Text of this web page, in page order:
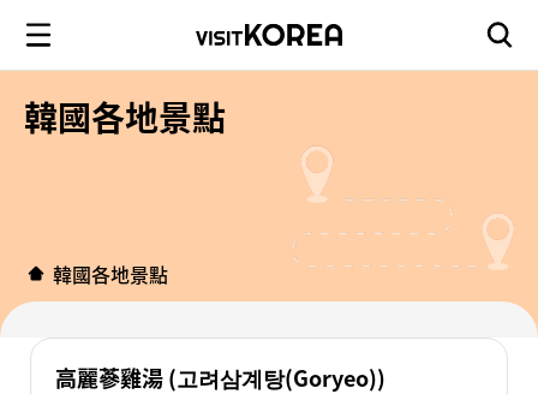
韓國各地景點
韓國各地景點
高麗蔘雞湯 (고려삼계탕(Goryeo))